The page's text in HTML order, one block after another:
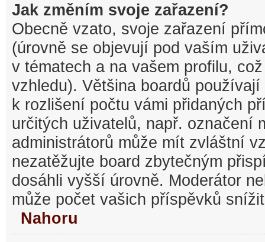
Jak změním svoje zařazení?
Obecně vzato, svoje zařazení
(úrovně se objevují pod vaším
v tématech a na vašem profilu,
vzhledu). Většina boardů
k rozlišení počtu vámi přidaných
určitých uživatelů, např. označení
administrátorů může mít zvláštní
nezatěžujte board zbytečným
dosáhli vyšší úrovně. Moderátor
může počet vašich příspěvků
Nahoru